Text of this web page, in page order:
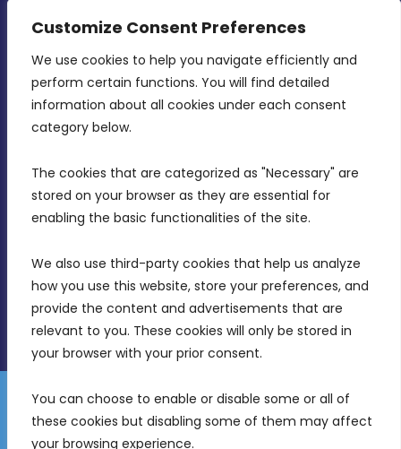
Customize Consent Preferences
We use cookies to help you navigate efficiently and
perform certain functions. You will find detailed
information about all cookies under each consent
category below.
The cookies that are categorized as "Necessary" are
stored on your browser as they are essential for
enabling the basic functionalities of the site.
We also use third-party cookies that help us analyze
how you use this website, store your preferences, and
provide the content and advertisements that are
relevant to you. These cookies will only be stored in
your browser with your prior consent.
You can choose to enable or disable some or all of
these cookies but disabling some of them may affect
your browsing experience.
Strategy
CONTACT INFO
MDIA, Twenty20 Business Centre, Triq l-
Birkirkara, CBD 3050
(356) 21 828 800
Office Hours: 7AM - 4PM
Gender Equality Plan
Data Protection Policy
© 2026 Malta Digital Innovation. All Rights Reserved.